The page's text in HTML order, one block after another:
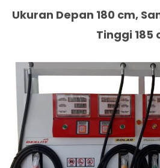
Ukuran Depan 180 cm,
Tinggi 185